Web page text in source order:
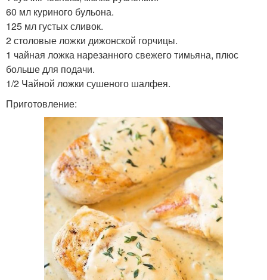
60 мл куриного бульона.
125 мл густых сливок.
2 столовые ложки дижонской горчицы.
1 чайная ложка нарезанного свежего тимьяна, плюс
больше для подачи.
1/2 Чайной ложки сушеного шалфея.
Приготовление: